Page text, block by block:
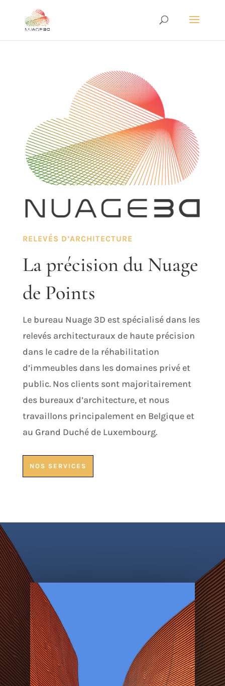
RELEVÉS D’ARCHITECTURE
La précision du Nuage
de Points
Le bureau Nuage 3D est spécialisé dans les
relevés architecturaux de haute précision
dans le cadre de la réhabilitation
d’immeubles dans les domaines privé et
public. Nos clients sont majoritairement
des bureaux d’architecture, et nous
travaillons principalement en Belgique et
au Grand Duché de Luxembourg.
NOS SERVICES